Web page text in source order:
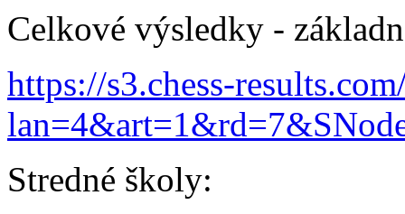
Celkové výsledky -
https://s3.chess-
Stredné školy: